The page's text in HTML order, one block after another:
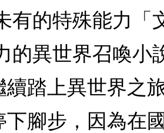
有的特殊能力
異世界召喚小
踏上異世界之
下腳步，因為在